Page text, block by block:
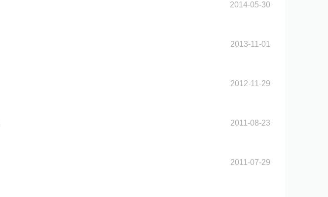
2014-05-30
2013-11-01
2012-11-29
2011-08-23
2011-07-29